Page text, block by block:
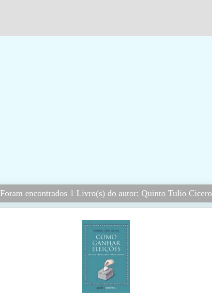
Foram encontrados 1 Livro(s) do autor: Quinto Tulio Cicero